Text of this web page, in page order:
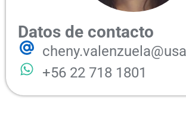
Datos de contacto
+56 22 718 1801